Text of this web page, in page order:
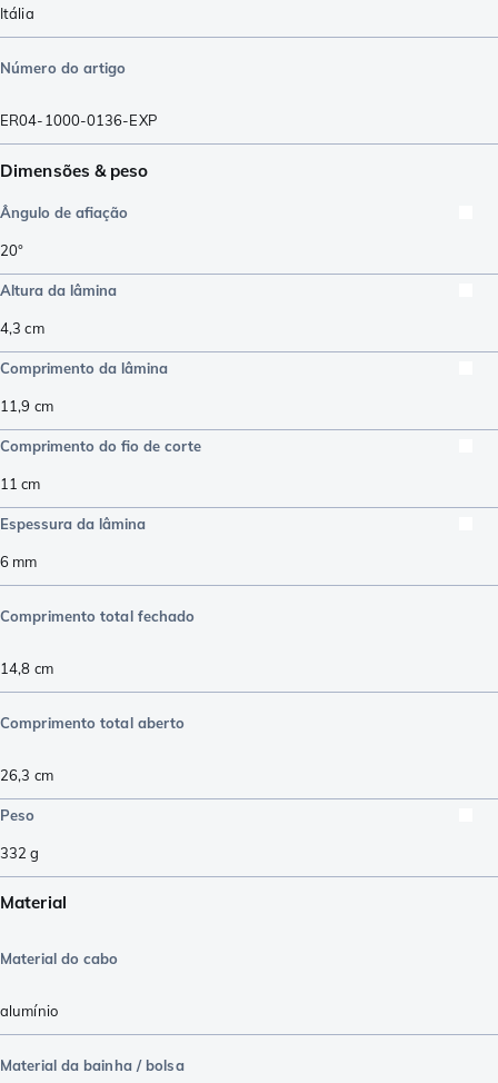
Itália
Número do artigo
ER04-1000-0136-EXP
Dimensões & peso
Ângulo de afiação
20°
Altura da lâmina
4,3 cm
Comprimento da lâmina
11,9 cm
Comprimento do fio de corte
11 cm
Espessura da lâmina
6 mm
Comprimento total fechado
14,8 cm
Comprimento total aberto
26,3 cm
Peso
332 g
Material
Material do cabo
alumínio
Material da bainha / bolsa